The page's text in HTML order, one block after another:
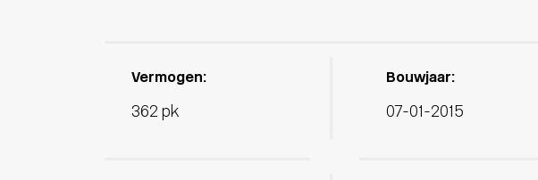
Vermogen:
362 pk
Bouwjaar:
07-01-2015